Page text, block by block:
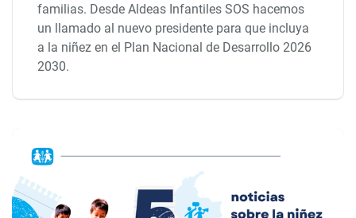
familias. Desde Aldeas Infantiles SOS hacemos
un llamado al nuevo presidente para que incluya
a la niñez en el Plan Nacional de Desarrollo 2026
2030.